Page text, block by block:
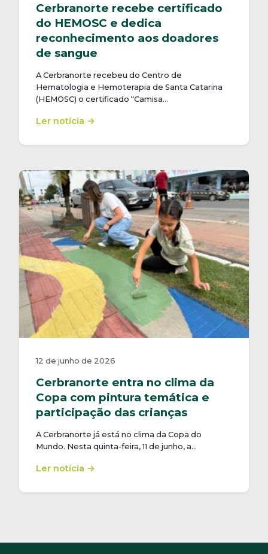
Cerbranorte recebe certificado
do HEMOSC e dedica
reconhecimento aos doadores
de sangue
A Cerbranorte recebeu do Centro de
Hematologia e Hemoterapia de Santa Catarina
(HEMOSC) o certificado “Camisa…
Ler notícia →
12 de junho de 2026
Cerbranorte entra no clima da
Copa com pintura temática e
participação das crianças
A Cerbranorte já está no clima da Copa do
Mundo. Nesta quinta-feira, 11 de junho, a…
Ler notícia →